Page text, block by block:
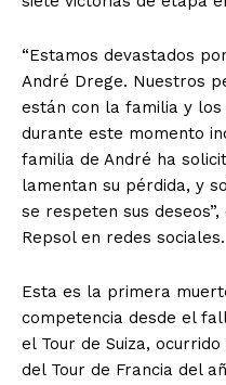
“Estamos devastados
André Drege. Nuestros
están con la familia y los
durante este momento
familia de André ha
lamentan su pérdida, y
se respeten sus
Repsol en redes sociales.
Esta es la primera
competencia desde el
el Tour de Suiza,
del Tour de Francia del